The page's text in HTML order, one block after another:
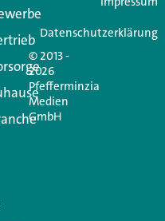
veröffentlicht.
© 2013 -
2026
Pfefferminzia
Medien
GmbH
Datenschutzerklärung